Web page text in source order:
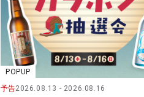
POPUP
予告2026.08.13 2026.08.16